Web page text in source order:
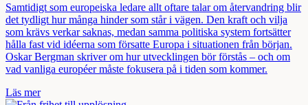
Samtidigt som europeiska ledare allt oftare talar om återvandring blir
det tydligt hur många hinder som står i vägen. Den kraft och vilja
som krävs verkar saknas, medan samma politiska system fortsätter
hålla fast vid idéerna som försatte Europa i situationen från början.
Oskar Bergman skriver om hur utvecklingen bör förstås – och om
vad vanliga européer måste fokusera på i tiden som kommer.
Läs mer